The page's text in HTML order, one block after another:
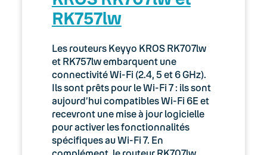
03. Accès Internet
04. Téléphonie fixe
05. Téléphonie Mobile
06. Cybersécurité
Keyyo Connect
RK757lw
Les routeurs Keyyo KROS RK707lw
et RK757lw embarquent une
connectivité Wi-Fi (2.4, 5 et 6 GHz).
Ils sont prêts pour le Wi-Fi 7 : ils sont
aujourd’hui compatibles Wi-Fi 6E et
recevront une mise à jour logicielle
pour activer les fonctionnalités
spécifiques au Wi-Fi 7. En